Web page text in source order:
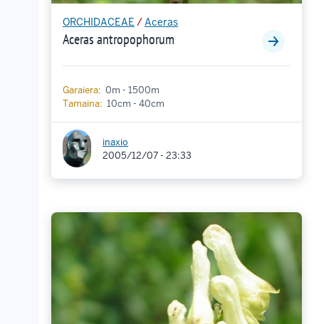
ORCHIDACEAE /Aceras
Aceras antropophorum
Garaiera: 0m - 1500m
Tamaina: 10cm - 40cm
inaxio
2005/12/07 - 23:33